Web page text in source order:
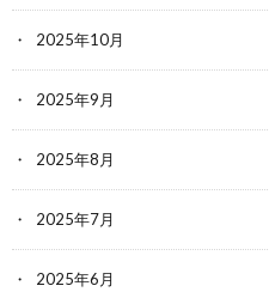
2025年10月
2025年9月
2025年8月
2025年7月
2025年6月